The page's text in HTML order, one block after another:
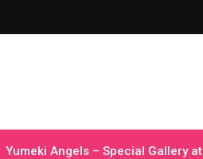
Yumeki Angels – Special Gallery at